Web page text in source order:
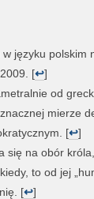
języku
[↩]
od
mierze
[↩]
na obór
to od jej
[↩]